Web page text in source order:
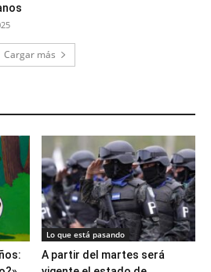
Cargar más
Lo que está pasando
A partir del martes será